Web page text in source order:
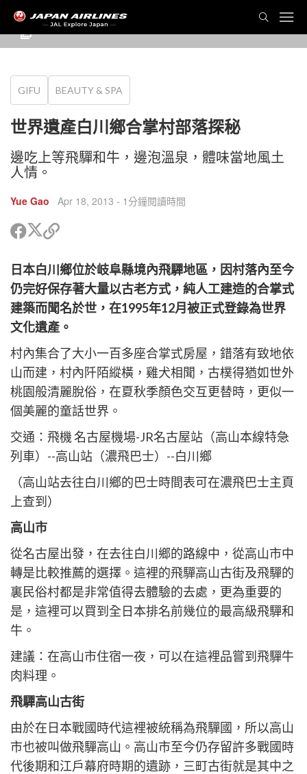
GIFU BEAUTY & SPA
世界遺產白川鄉合掌村部落探秘
邊吃上等飛驒和牛，邊泡溫泉，體味當地風土
人情。
Yue Gao Apr 18, 2013 - 1分鐘閱讀時間
分
Facebook
分
享
Twitter
複
接
以
分
享
日本白川鄉位於岐阜縣境內飛驒地區，因村落內至今
仍完好保存著大量以古老方式，純人工建造的合掌式
建築而聞名於世，在1995年12月被正式登錄為世界
文化遺產。
村內集合了大小一百多座合掌式房屋，錯落有致地依
山而建，村內阡陌縱橫，雞犬相聞，古樸得猶如世外
桃園般清麗脫俗，在夏秋季顏色交互更替時，更似一
個美麗的童話世界。
交通：飛機 名古屋機場-JR名古屋站（高山本線特急
列車）--高山站（濃飛巴士）--白川鄉
（高山站去往白川鄉的巴士時間表可在濃飛巴士主頁
上查到）
高山市
從名古屋出發，在去往白川鄉的路線中，從高山市中
轉是比較推薦的選擇。這裡的飛驒高山古街及飛驒的
裏民俗村都是非常值得去體驗的去處，更為重要的
是，這裡可以買到全日本排名前幾位的最高級飛驒和
牛。
建議：在高山市住宿一夜，可以在這裡品嘗到飛驒牛
肉料理。
飛驒高山古街
由於在日本戰國時代這裡被統稱為飛驒國，所以高山
市也被叫做飛驒高山。高山市至今仍存留許多戰國時
代後期和江戶幕府時期的遺跡，三町古街就是其中之